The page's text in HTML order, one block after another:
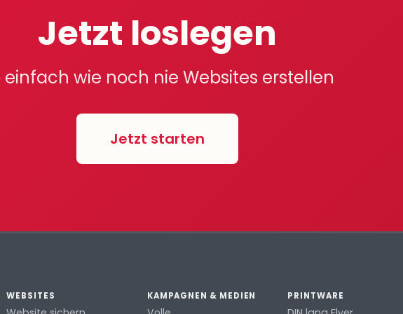
Jetzt loslegen
einfach wie noch nie Websites erstellen
Jetzt starten
WEBSITES KAMPAGNEN & MEDIEN PRINTWARE